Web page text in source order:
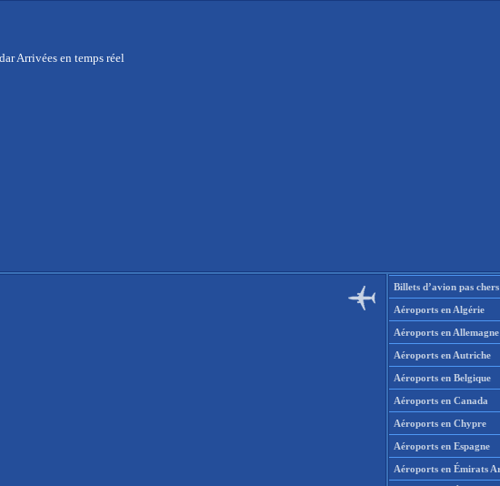
Arrivées en temps réel
Billets d’avion pas chers
Aéroports en Algérie
Aéroports en Allemagne
Aéroports en Autriche
Aéroports en Belgique
Aéroports en Canada
Aéroports en Chypre
Aéroports en Espagne
Aéroports en Émirats